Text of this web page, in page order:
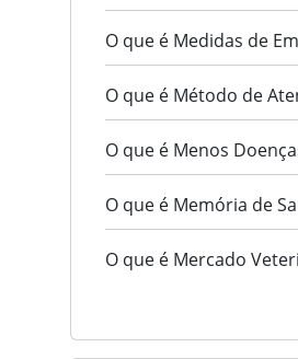
O que é Medidas de
O que é Método de
O que é Menos
O que é Memória de
O que é Mercado